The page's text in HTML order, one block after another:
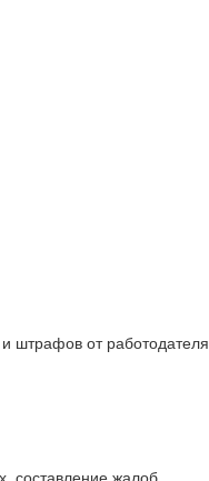
штрафов от работодателя
составление жалоб